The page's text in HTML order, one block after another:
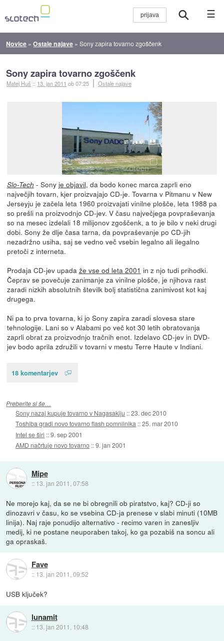
☰
Novice »Ostale najave »Sony zapira tovarno zgoščenk
Sony zapira tovarno zgoščenk
Matej Huš :: 13. jan 2011 ob 07:25 Ostale najave
Slo-Tech - Sony je objavil, da bodo konec marca zaprli eno
največjih tovarn, kjer proizvajajo CD-je. Tovarna v Pitmanu v New
Jerseyju je začela leta 1960 proizvajati vinilne plošče, leta 1988 pa
so prešli na proizvodnjo CD-jev. V času največjega povpraševanja
so na mesec izdelali 18 milijonov zgoščenk, a to je bilo v neki drugi
dobi. Sony že dlje časa tarna, da povpraševanje po CD-jih
nezadržno usiha, saj se vedno več vsebin legalno ali ilegalno
pretoči z interneta.
Prodaja CD-jev upada že vse od leta 2001 in z njo tudi prihodki.
Čeprav se povečuje zanimanje za vinilne plošče, je njihova rast
zaradi nizkih absolutnih številk bolj statistična zanimivost kot kaj
drugega.
Ni pa to prva tovarna, ki jo Sony zapira zaradi slovesa stare
tehnologije. Lani so v Alabami po več kot 30 letih obratovanja
zaprli obrat za proizvodnjo tračnih enot. Izdelavo CD-jev in DVD-
jev bodo aprila združili v tovarni v mestu Terre Haute v Indiani.
18 komentarjev
Preberite si še…
Sony nazaj kupuje tovarno v Nagasakiju ::23. dec 2010
Toshiba gradi novo tovarno flash pomnilnika ::25. mar 2010
Intel se širi ::9. sep 2001
AMD načrtuje novo tovarno ::9. jan 2001
Mipe
:: 13. jan 2011, 07:58
Ne morejo kaj, da se ne bi obregnili ob piratstvo, kaj? CD-ji so
dinozavri v času, ko se vsebina CD-ja prenese v slabi minuti (10MB
linija). Naj raje ponudijo alternativo - recimo varen in zanesljiv
medij, ki ne postane neuporaben takoj, ko ga pozabiš na soncu ali
ga opraskaš.
Fave
:: 13. jan 2011, 09:52
USB ključek?
lunamit
:: 13. jan 2011, 10:48